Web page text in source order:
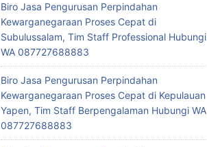
Biro Jasa Pengurusan Perpindahan
Kewarganegaraan Proses Cepat di
Subulussalam, Tim Staff Professional Hubungi
WA 087727688883
Biro Jasa Pengurusan Perpindahan
Kewarganegaraan Proses Cepat di Kepulauan
Yapen, Tim Staff Berpengalaman Hubungi WA
087727688883